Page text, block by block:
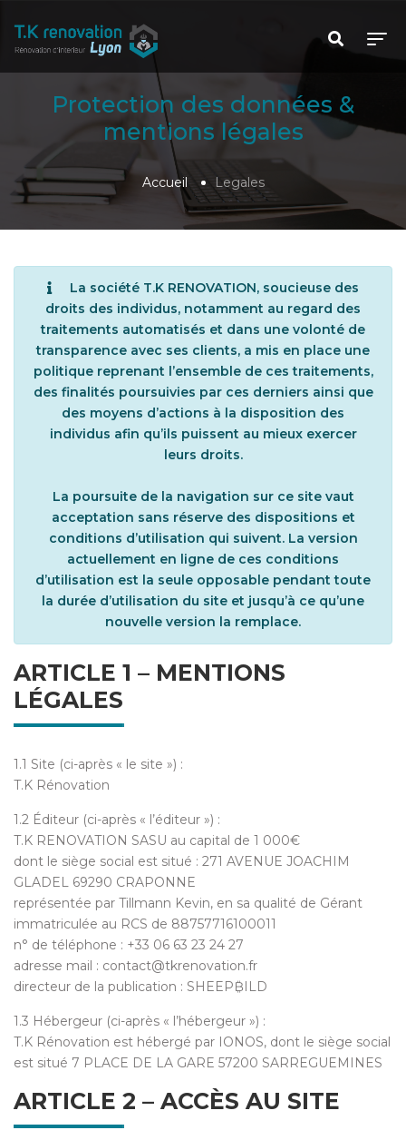
Protection des données &
mentions légales
Accueil Legales
La société T.K RENOVATION, soucieuse des
droits des individus, notamment au regard des
traitements automatisés et dans une volonté de
transparence avec ses clients, a mis en place une
politique reprenant l’ensemble de ces traitements,
des finalités poursuivies par ces derniers ainsi que
des moyens d’actions à la disposition des
individus afin qu’ils puissent au mieux exercer
leurs droits.
La poursuite de la navigation sur ce site vaut
acceptation sans réserve des dispositions et
conditions d’utilisation qui suivent. La version
actuellement en ligne de ces conditions
d’utilisation est la seule opposable pendant toute
la durée d’utilisation du site et jusqu’à ce qu’une
nouvelle version la remplace.
ARTICLE 1 – MENTIONS
LÉGALES
1.1 Site (ci-après « le site ») :
T.K Rénovation
1.2 Éditeur (ci-après « l’éditeur ») :
T.K RENOVATION SASU au capital de 1 000€
dont le siège social est situé : 271 AVENUE JOACHIM
GLADEL 69290 CRAPONNE
représentée par Tillmann Kevin, en sa qualité de Gérant
immatriculée au RCS de 88757716100011
n° de téléphone : +33 06 63 23 24 27
adresse mail : contact@tkrenovation.fr
directeur de la publication : SHEEP₿ILD
1.3 Hébergeur (ci-après « l’hébergeur ») :
T.K Rénovation est hébergé par IONOS, dont le siège social
est situé 7 PLACE DE LA GARE 57200 SARREGUEMINES
ARTICLE 2 – ACCÈS AU SITE